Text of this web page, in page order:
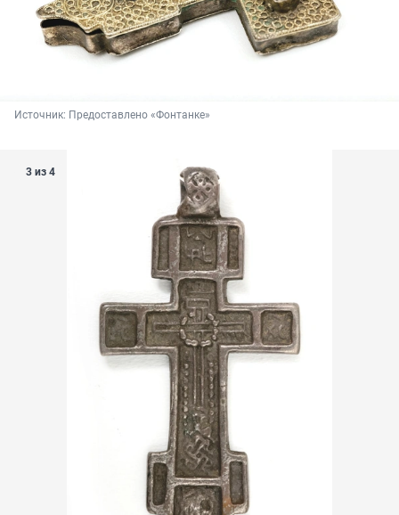
Источник: Предоставлено «Фонтанке»
3 из 4